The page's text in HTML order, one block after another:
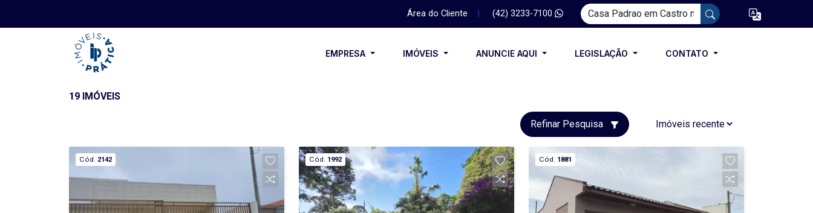
Área do Cliente (42) 3233-7100
EMPRESA IMÓVEIS ANUNCIE AQUI LEGISLAÇÃO CONTATO
19 IMÓVEIS
Refinar Pesquisa
Cód. 2142 Cód. 1992 Cód. 1881